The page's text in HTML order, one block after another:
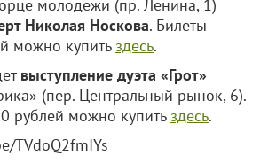
молодежи (пр. Ленина, 1)
Николая Носкова. Билеты
можно купитьздесь.
выступление дуэта «Грот»
(пер. Центральный рынок, 6).
рублей можно купитьздесь.
TVdoQ2fmIYs